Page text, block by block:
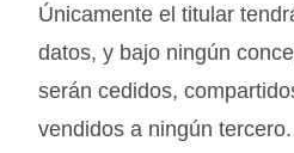
Únicamente el titular
datos, y bajo ningún
serán cedidos,
vendidos a ningún tercero.